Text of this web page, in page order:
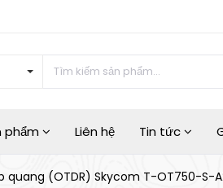
phẩm Liên hệ Tin tức
quang (OTDR) Skycom T-OT750-S-